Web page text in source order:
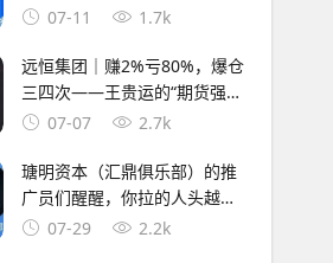
360天锁仓，你的BNB正在被
07-11 1.7k
远恒集团｜赚2%亏80%，爆仓
三四次——王贵运的“期货强国
梦”，就是后台改几个数字的事
07-07 2.7k
瑭明资本（汇鼎俱乐部）的推
广员们醒醒，你拉的人头越多
刑期越长，三级代理就是传销
07-29 2.2k